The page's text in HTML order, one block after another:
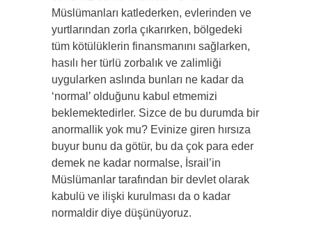
Müslümanları katlederken, evlerinden ve
yurtlarından zorla çıkarırken, bölgedeki
tüm kötülüklerin finansmanını sağlarken,
hasılı her türlü zorbalık ve zalimliği
uygularken aslında bunları ne kadar da
‘normal’ olduğunu kabul etmemizi
beklemektedirler. Sizce de bu durumda bir
anormallik yok mu? Evinize giren hırsıza
buyur bunu da götür, bu da çok para eder
demek ne kadar normalse, İsrail’in
Müslümanlar tarafından bir devlet olarak
kabulü ve ilişki kurulması da o kadar
normaldir diye düşünüyoruz.